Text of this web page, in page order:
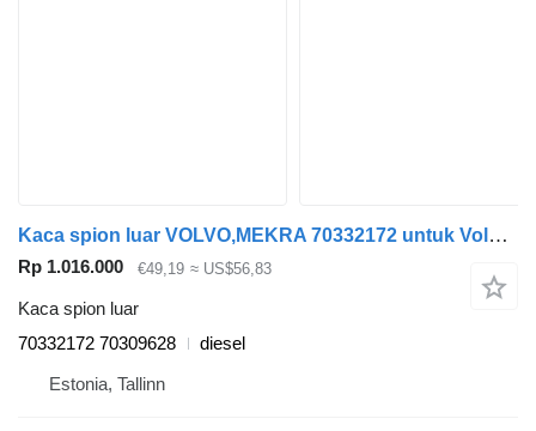
Kaca spion luar VOLVO,MEKRA 70332172 untuk Volvo B7, B8, B9, B12 bus (2005-)
Rp 1.016.000 €49,19 ≈ US$56,83
Kaca spion luar
70332172 70309628
diesel
Estonia, Tallinn